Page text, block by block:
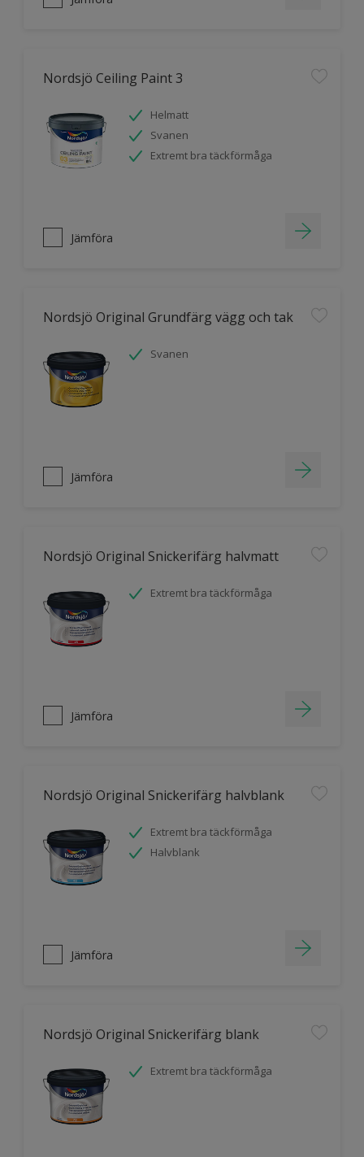
Nordsjö Ceiling Paint 3
Helmatt
Svanen
Extremt bra täckförmåga
Jämföra
Nordsjö Original Grundfärg vägg och tak
Svanen
Jämföra
Nordsjö Original Snickerifärg halvmatt
Extremt bra täckförmåga
Jämföra
Nordsjö Original Snickerifärg halvblank
Extremt bra täckförmåga
Halvblank
Jämföra
Nordsjö Original Snickerifärg blank
Extremt bra täckförmåga